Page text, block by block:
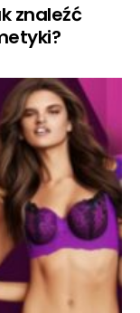
znaleźć